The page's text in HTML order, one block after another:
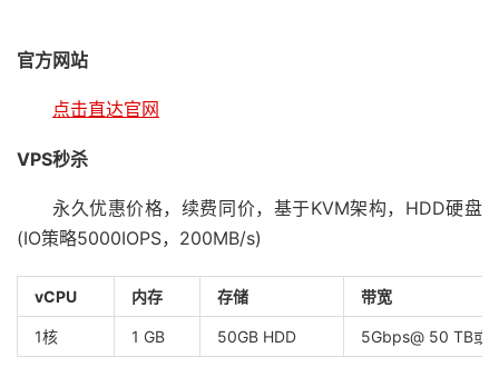
官方网站
点击直达官网
VPS秒杀
永久优惠价格，续费同价，基于KVM架构，HDD硬盘
(IO策略5000IOPS，200MB/s)
vCPU 内存 存储 带宽
1核 1 GB 50GB HDD 5Gbps@ 50 TB或